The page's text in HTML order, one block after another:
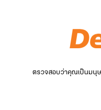
ตรวจสอบว่าคุณเป็นมนุษ